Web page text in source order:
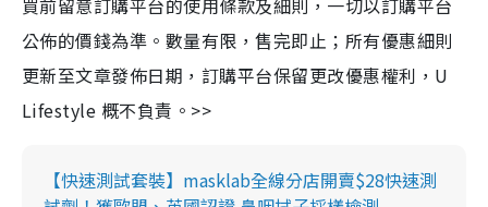
買前留意訂購平台的使用條款及細則，一切以訂購平台
公佈的價錢為準。數量有限，售完即止；所有優惠細則
更新至文章發佈日期，訂購平台保留更改優惠權利，U
Lifestyle 概不負責。>>
【快速測試套裝】masklab全線分店開賣$28快速測